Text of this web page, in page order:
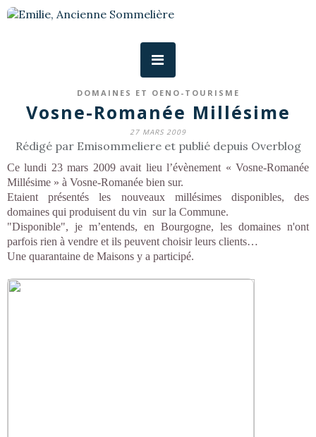
DOMAINES ET OENO-TOURISME
Vosne-Romanée Millésime
27 MARS 2009
Rédigé par Emisommeliere et publié depuis Overblog
Ce lundi 23 mars 2009 avait lieu l’évènement « Vosne-Romanée
Millésime » à Vosne-Romanée bien sur.
Etaient présentés les nouveaux millésimes disponibles, des
domaines qui produisent du vin sur la Commune.
"Disponible", je m’entends, en Bourgogne, les domaines n'ont
parfois rien à vendre et ils peuvent choisir leurs clients…
Une quarantaine de Maisons y a participé.